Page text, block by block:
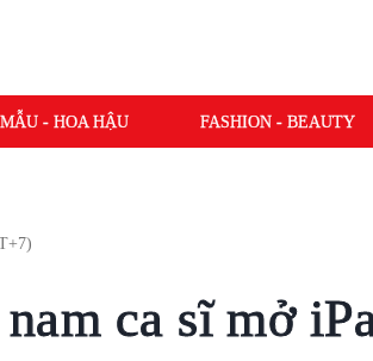
- HOA HẬU FASHION - BEAUTY
ca sĩ mở